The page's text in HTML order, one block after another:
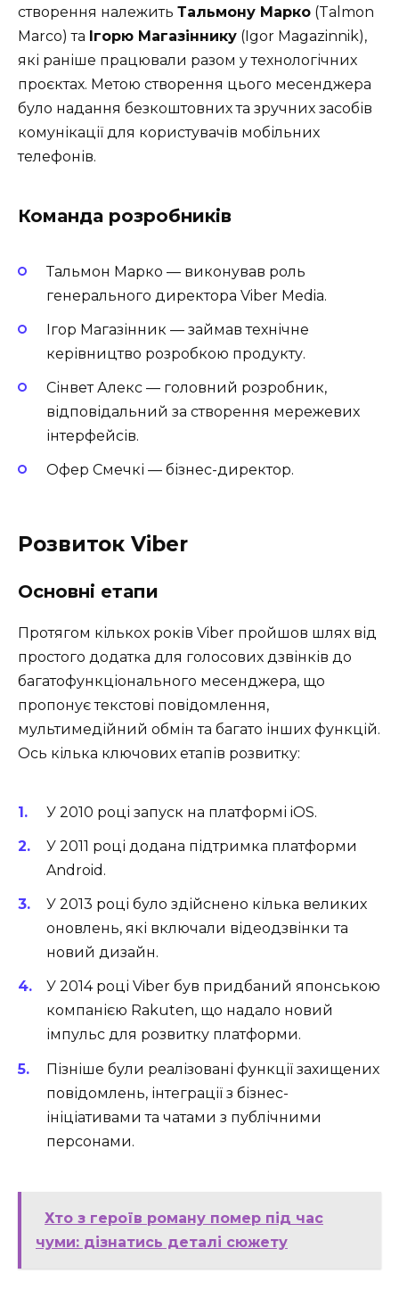
створення належить Тальмону Марко (Talmon
Marco) та Ігорю Магазіннику (Igor Magazinnik),
які раніше працювали разом у технологічних
проєктах. Метою створення цього месенджера
було надання безкоштовних та зручних засобів
комунікації для користувачів мобільних
телефонів.
Команда розробників
Тальмон Марко — виконував роль
генерального директора Viber Media.
Ігор Магазінник — займав технічне
керівництво розробкою продукту.
Сінвет Алекс — головний розробник,
відповідальний за створення мережевих
інтерфейсів.
Офер Смечкі — бізнес-директор.
Розвиток Viber
Основні етапи
Протягом кількох років Viber пройшов шлях від
простого додатка для голосових дзвінків до
багатофункціонального месенджера, що
пропонує текстові повідомлення,
мультимедійний обмін та багато інших функцій.
Ось кілька ключових етапів розвитку:
У 2010 році запуск на платформі iOS.
У 2011 році додана підтримка платформи
Android.
У 2013 році було здійснено кілька великих
оновлень, які включали відеодзвінки та
новий дизайн.
У 2014 році Viber був придбаний японською
компанією Rakuten, що надало новий
імпульс для розвитку платформи.
Пізніше були реалізовані функції захищених
повідомлень, інтеграції з бізнес-
ініціативами та чатами з публічними
персонами.
Хто з героїв роману помер під час
чуми: дізнатись деталі сюжету